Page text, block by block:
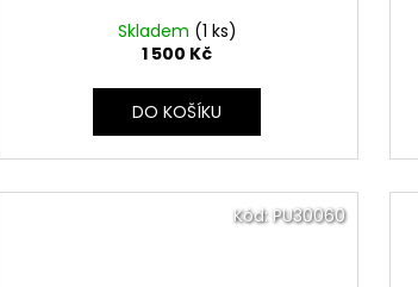
Skladem (1 ks)
1 500 Kč
DO KOŠÍKU
Kód:PU30060